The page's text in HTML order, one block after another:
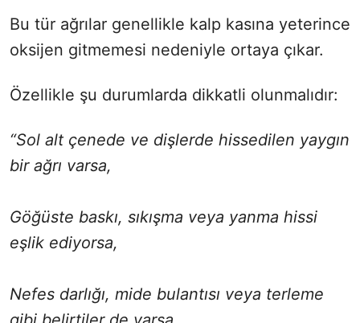
Bu tür ağrılar genellikle kalp kasına yeterince
oksijen gitmemesi nedeniyle ortaya çıkar.
Özellikle şu durumlarda dikkatli olunmalıdır:
“Sol alt çenede ve dişlerde hissedilen yaygın
bir ağrı varsa,
Göğüste baskı, sıkışma veya yanma hissi
eşlik ediyorsa,
Nefes darlığı, mide bulantısı veya terleme